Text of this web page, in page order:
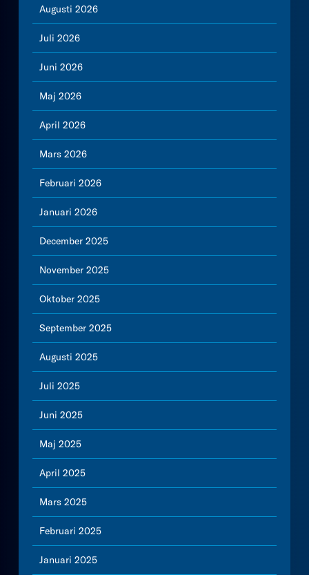
Augusti 2026
Juli 2026
Juni 2026
Maj 2026
April 2026
Mars 2026
Februari 2026
Januari 2026
December 2025
November 2025
Oktober 2025
September 2025
Augusti 2025
Juli 2025
Juni 2025
Maj 2025
April 2025
Mars 2025
Februari 2025
Januari 2025